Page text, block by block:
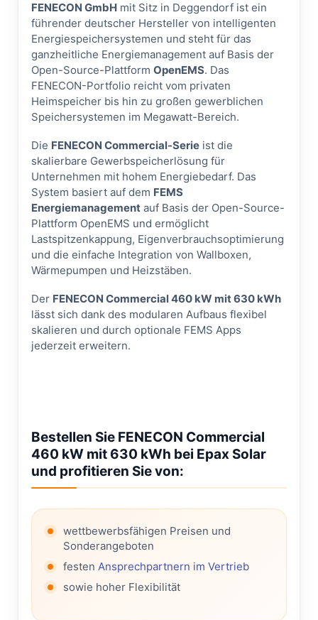
FENECON GmbH mit Sitz in Deggendorf ist ein
führender deutscher Hersteller von intelligenten
Energiespeichersystemen und steht für das
ganzheitliche Energiemanagement auf Basis der
Open-Source-Plattform OpenEMS. Das
FENECON-Portfolio reicht vom privaten
Heimspeicher bis hin zu großen gewerblichen
Speichersystemen im Megawatt-Bereich.
Die FENECON Commercial-Serie ist die
skalierbare Gewerbspeicherlösung für
Unternehmen mit hohem Energiebedarf. Das
System basiert auf dem FEMS
Energiemanagement auf Basis der Open-Source-
Plattform OpenEMS und ermöglicht
Lastspitzenkappung, Eigenverbrauchsoptimierung
und die einfache Integration von Wallboxen,
Wärmepumpen und Heizstäben.
Der FENECON Commercial 460 kW mit 630 kWh
lässt sich dank des modularen Aufbaus flexibel
skalieren und durch optionale FEMS Apps
jederzeit erweitern.
Bestellen Sie FENECON Commercial
460 kW mit 630 kWh bei Epax Solar
und profitieren Sie von:
wettbewerbsfähigen Preisen und
Sonderangeboten
festen Ansprechpartnern im Vertrieb
sowie hoher Flexibilität